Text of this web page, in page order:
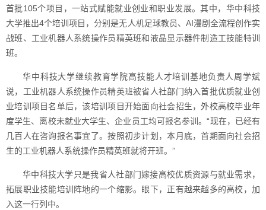
首批105个项目，一站式赋能就业创业和职业发展。其中，华中科技
大学推出4个培训项目，分别是无人机足球教员、AI漫剧全流程创作实
战班、工业机器人系统操作员精英班和液晶显示器件制造工技能特训
班。
华中科技大学继续教育学院高技能人才培训基地负责人周学斌
说，工业机器人系统操作员精英班被省人社部门纳入首批优质就业创
业培训项目名单后，该培训项目开始面向社会招生，外校高校毕业年
度学生、离校未就业大学生、企业员工均可报名参训。“现在，已经有
几百人在咨询报名事宜了。按照初步计划，本月底，首期面向社会招
生的工业机器人系统操作员精英班就将开班。”
华中科技大学只是我省人社部门嫁接高校优质资源与就业需求，
拓展职业技能培训阵地的一个缩影。眼下，正有越来越多的高校，加
入这一行列中。